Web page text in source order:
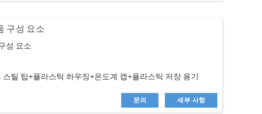
구성 요소
성 요소
틸 팁+플라스틱 하우징+온도계 캡+플라스틱 저장 용기
문의 세부 사항